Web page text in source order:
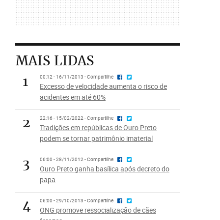
MAIS LIDAS
1
00:12 - 16/11/2013 - Compartilhe
Excesso de velocidade aumenta o risco de
acidentes em até 60%
2 22:16 - 15/02/2022 - Compartilhe
Tradições em repúblicas de Ouro Preto
podem se tornar patrimônio imaterial
3 06:00 - 28/11/2012 - Compartilhe
Ouro Preto ganha basílica após decreto do
papa
4 06:00 - 29/10/2013 - Compartilhe
ONG promove ressocialização de cães